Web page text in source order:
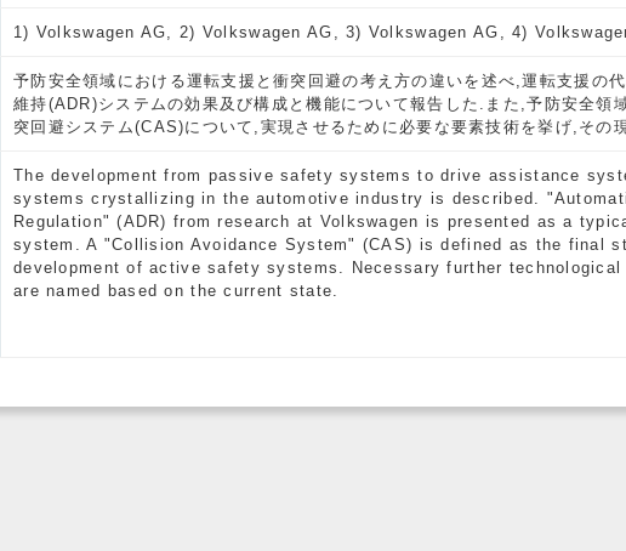
1) Volkswagen AG, 2) Volkswagen AG, 3) Volkswagen AG, 4)
予防安全領域における運転支援と衝突回避の考え方の違いを述べ,運転支援の
維持(ADR)システムの効果及び構成と機能について報告した.また,予防安全領
突回避システム(CAS)について,実現させるために必要な要素技術を挙げ,その
The development from passive safety systems to drive assistance
systems crystallizing in the automotive industry is described.
Regulation" (ADR) from research at Volkswagen is presented as a
system. A "Collision Avoidance System" (CAS) is defined as the final
development of active safety systems. Necessary further technological
are named based on the current state.